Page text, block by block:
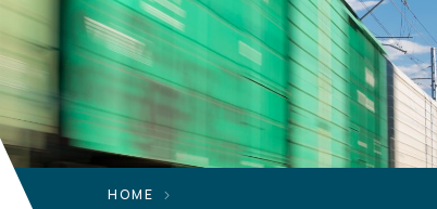
HOME